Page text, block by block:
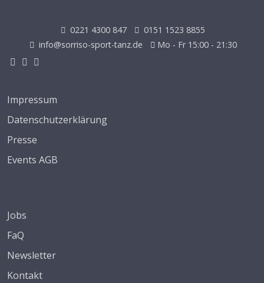
0221 4300 847
0151 1523 8855
info@sorriso-sport-tanz.de
Mo - Fr 15:00 - 21:30
Impressum
Datenschutzerklärung
Presse
Events AGB
Jobs
FaQ
Newsletter
Kontakt